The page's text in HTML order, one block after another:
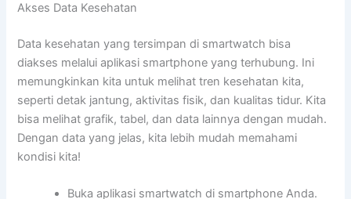
Akses Data Kesehatan
Data kesehatan yang tersimpan di smartwatch bisa
diakses melalui aplikasi smartphone yang terhubung. Ini
memungkinkan kita untuk melihat tren kesehatan kita,
seperti detak jantung, aktivitas fisik, dan kualitas tidur. Kita
bisa melihat grafik, tabel, dan data lainnya dengan mudah.
Dengan data yang jelas, kita lebih mudah memahami
kondisi kita!
Buka aplikasi smartwatch di smartphone Anda.